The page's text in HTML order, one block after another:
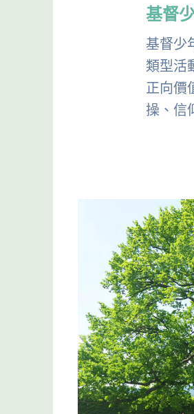
基督
基督少
類型活
正向價
操、信